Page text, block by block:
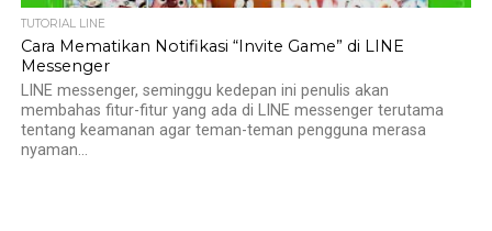
TUTORIAL LINE
Cara Mematikan Notifikasi “Invite Game” di LINE
Messenger
LINE messenger, seminggu kedepan ini penulis akan
membahas fitur-fitur yang ada di LINE messenger terutama
tentang keamanan agar teman-teman pengguna merasa
nyaman...